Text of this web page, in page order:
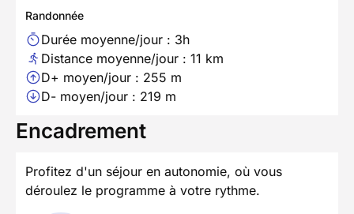
Randonnée
Durée moyenne/jour : 3h
Distance moyenne/jour : 11 km
D+ moyen/jour : 255 m
D- moyen/jour : 219 m
Encadrement
Profitez d'un séjour en autonomie, où vous
déroulez le programme à votre rythme.